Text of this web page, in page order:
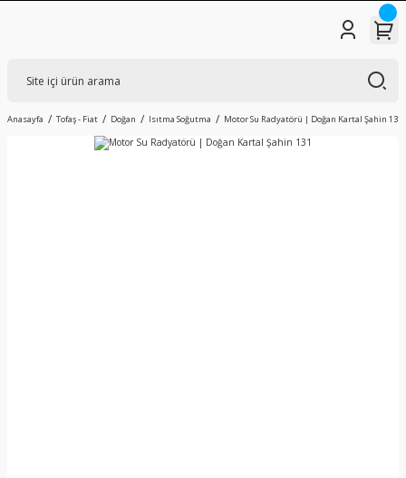
Anasayfa Tofaş - Fiat Doğan Isıtma Soğutma Motor Su Radyatörü | Doğan Kartal Şahin 131